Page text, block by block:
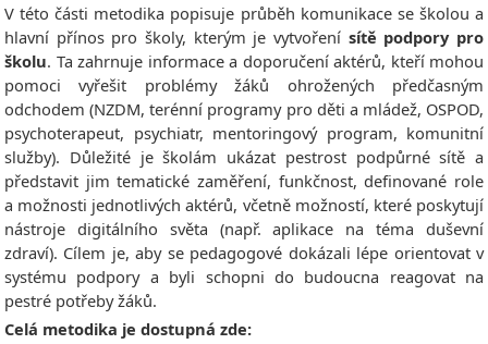
V této části metodika popisuje průběh komunikace se školou a
hlavní přínos pro školy, kterým je vytvoření sítě podpory pro
školu. Ta zahrnuje informace a doporučení aktérů, kteří mohou
pomoci vyřešit problémy žáků ohrožených předčasným
odchodem (NZDM, terénní programy pro děti a mládež, OSPOD,
psychoterapeut, psychiatr, mentoringový program, komunitní
služby). Důležité je školám ukázat pestrost podpůrné sítě a
představit jim tematické zaměření, funkčnost, definované role
a možnosti jednotlivých aktérů, včetně možností, které poskytují
nástroje digitálního světa (např. aplikace na téma duševní
zdraví). Cílem je, aby se pedagogové dokázali lépe orientovat v
systému podpory a byli schopni do budoucna reagovat na
pestré potřeby žáků.
Celá metodika je dostupná zde: